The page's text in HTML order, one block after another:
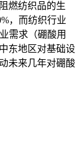
燃纺织品的生
，而纺织行业
需求（硼酸用
东地区对基础设
未来几年对硼酸